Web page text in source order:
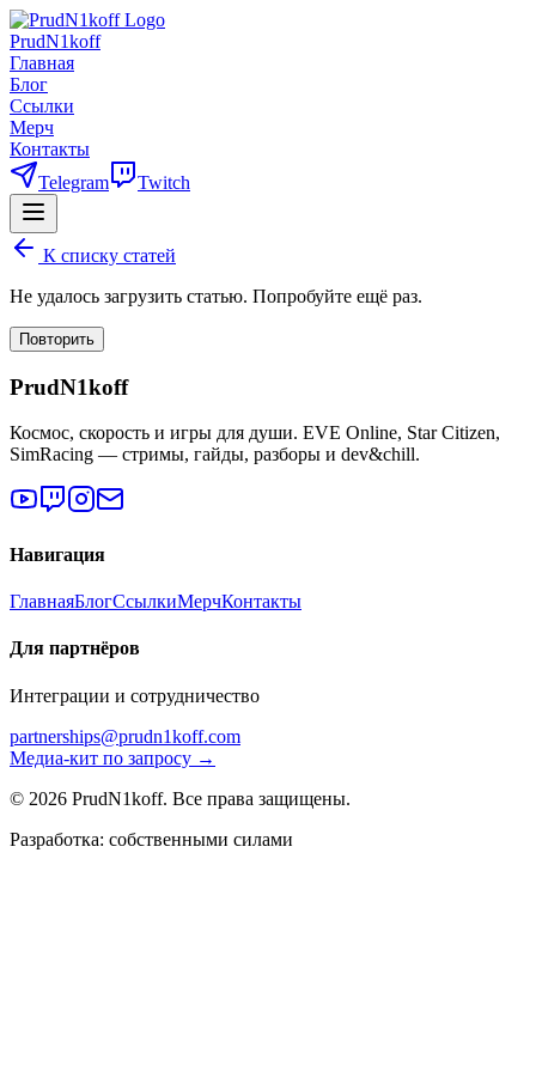
PrudN1koff
Главная
Блог
Ссылки
Мерч
Контакты
Telegram
Twitch
К списку статей
Не удалось загрузить статью. Попробуйте ещё раз.
Повторить
PrudN1koff
Космос, скорость и игры для души. EVE Online, Star Citizen,
SimRacing — стримы, гайды, разборы и dev&chill.
Навигация
ГлавнаяБлогСсылкиМерчКонтакты
Для партнёров
Интеграции и сотрудничество
partnerships@prudn1koff.com
Медиа-кит по запросу →
© 2026 PrudN1koff. Все права защищены.
Разработка: собственными силами